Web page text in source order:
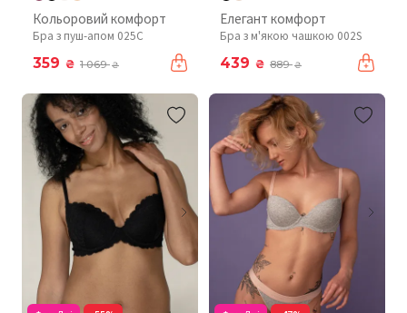
Кольоровий комфорт
Бра з пуш-апом 025C
359 ₴ 1 069₴
Елегант комфорт
Бра з м'якою чашкою 002S
439 ₴ 889₴